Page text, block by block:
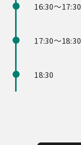
16:30～17:30
17:30～18:30
18:30